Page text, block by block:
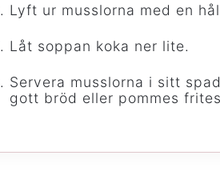
Lyft ur musslorna med en
Låt soppan koka ner lite.
Servera musslorna i sitt
gott bröd eller pommes